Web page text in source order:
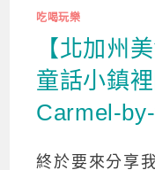
吃喝玩樂
【北加州
童話小鎮
Carmel-
終於要來分享